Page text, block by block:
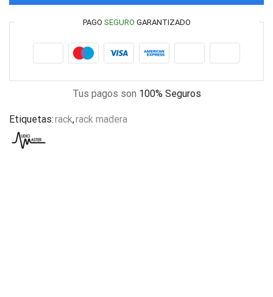
PAGO SEGURO GARANTIZADO
Tus pagos son 100% Seguros
Etiquetas:rack,rack madera